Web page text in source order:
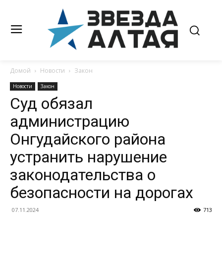
Домой Новости Закон
Новости Закон
Суд обязал
администрацию
Онгудайского района
устранить нарушение
законодательства о
безопасности на дорогах
07.11.2024 713